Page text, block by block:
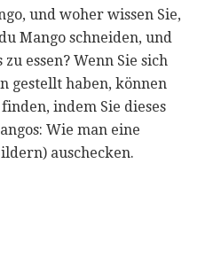
und woher wissen Sie,
Mango schneiden, und
essen? Wenn Sie sich
gestellt haben, können
indem Sie dieses
Wie man eine
auschecken.